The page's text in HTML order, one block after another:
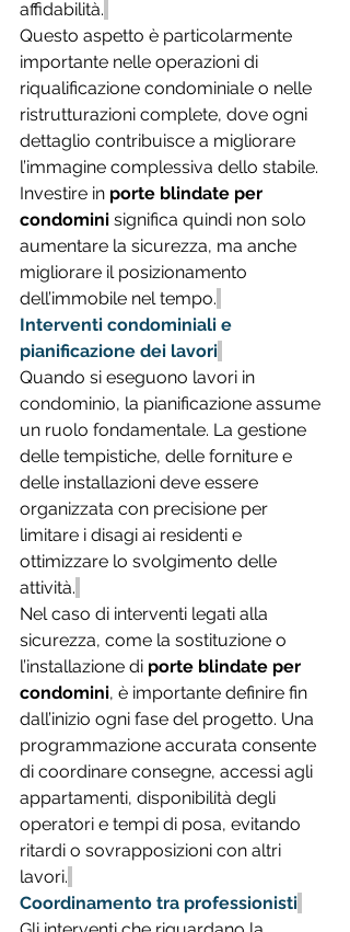
affidabilità.
Questo aspetto è particolarmente
importante nelle operazioni di
riqualificazione condominiale o nelle
ristrutturazioni complete, dove ogni
dettaglio contribuisce a migliorare
l’immagine complessiva dello stabile.
Investire in porte blindate per
condomini significa quindi non solo
aumentare la sicurezza, ma anche
migliorare il posizionamento
dell’immobile nel tempo.
Interventi condominiali e
pianificazione dei lavori
Quando si eseguono lavori in
condominio, la pianificazione assume
un ruolo fondamentale. La gestione
delle tempistiche, delle forniture e
delle installazioni deve essere
organizzata con precisione per
limitare i disagi ai residenti e
ottimizzare lo svolgimento delle
attività.
Nel caso di interventi legati alla
sicurezza, come la sostituzione o
l’installazione di porte blindate per
condomini, è importante definire fin
dall’inizio ogni fase del progetto. Una
programmazione accurata consente
di coordinare consegne, accessi agli
appartamenti, disponibilità degli
operatori e tempi di posa, evitando
ritardi o sovrapposizioni con altri
lavori.
Coordinamento tra professionisti